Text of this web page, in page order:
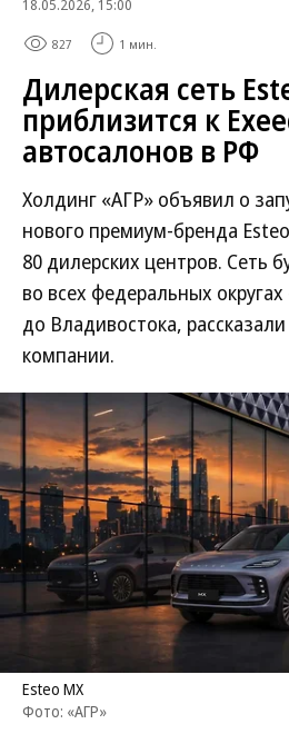
18.05.2026, 15:00
827 1 мин.
Дилерская сеть
приблизится к
автосалонов в РФ
Холдинг «АГР» объявил о
нового премиум-бренда
80 дилерских центров. Сеть
во всех федеральных
до Владивостока,
компании.
Esteo MX
Фото: «АГР»